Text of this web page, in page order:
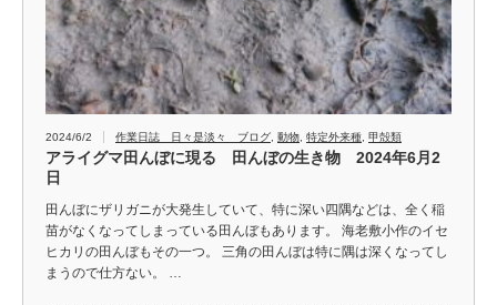
2024/6/2 作業日誌 日々是淡々 ブログ 動物 特定外来種 甲殻類
アライグマ田んぼに現る 田んぼの生き物 2024年6月2
日
田んぼにザリガニが大発生していて、特に深い四隅などは、全く稲
苗がなくなってしまっている田んぼもあります。 海老敷小作のイセ
ヒカリの田んぼもその一つ。 三角の田んぼは特に隅は深くなってし
まうので仕方ない。 …